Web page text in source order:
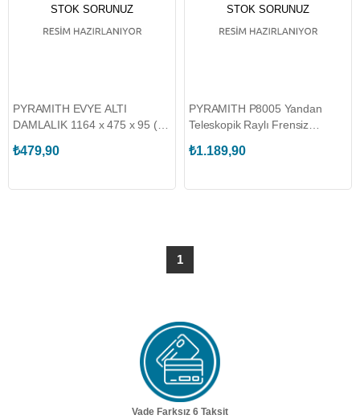
STOK SORUNUZ
PYRAMITH EVYE ALTI
DAMLALIK 1164 x 475 x 95 (P-
₺479,90
STOK SORUNUZ
PYRAMITH P8005 Yandan
Teleskopik Raylı Frensiz
₺1.189,90
1
Vade Farksız 6 Taksit